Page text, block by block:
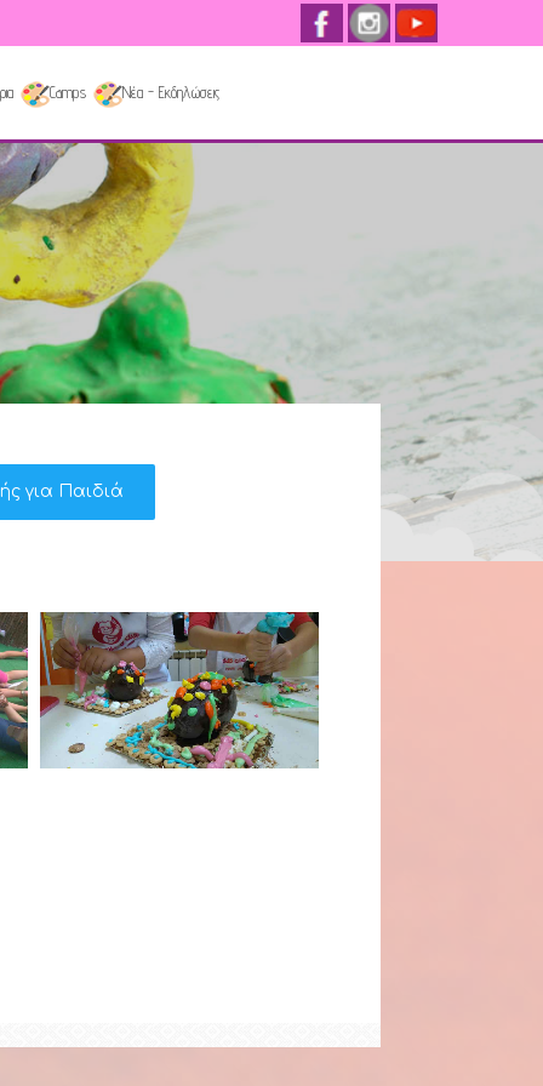
Camps Νέα - Εκδηλώσεις
για Παιδιά